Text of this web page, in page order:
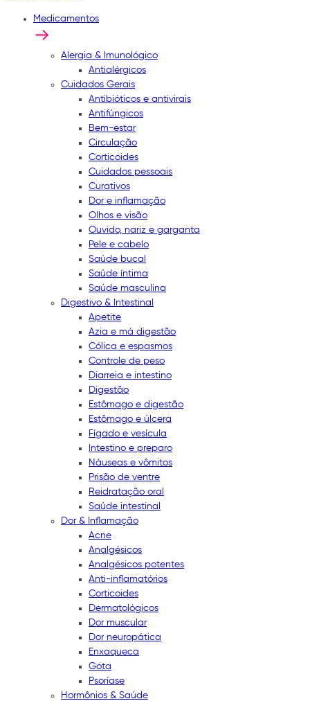
Medicamentos
Alergia & Imunológico
Antialérgicos
Cuidados Gerais
Antibióticos e antivirais
Antifúngicos
Bem-estar
Circulação
Corticoides
Cuidados pessoais
Curativos
Dor e inflamação
Olhos e visão
Ouvido, nariz e garganta
Pele e cabelo
Saúde bucal
Saúde íntima
Saúde masculina
Digestivo & Intestinal
Apetite
Azia e má digestão
Cólica e espasmos
Controle de peso
Diarreia e intestino
Digestão
Estômago e digestão
Estômago e úlcera
Fígado e vesícula
Intestino e preparo
Náuseas e vômitos
Prisão de ventre
Reidratação oral
Saúde intestinal
Dor & Inflamação
Acne
Analgésicos
Analgésicos potentes
Anti-inflamatórios
Corticoides
Dermatológicos
Dor muscular
Dor neuropática
Enxaqueca
Gota
Psoríase
Hormônios & Saúde